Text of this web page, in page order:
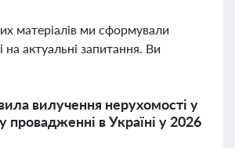
матеріалів ми сформували
на актуальні запитання. Ви
вилучення нерухомості у
провадженні в Україні у 2026